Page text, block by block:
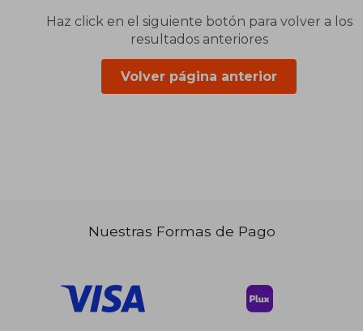
Haz click en el siguiente botón para volver a los
resultados anteriores
Volver página anterior
Nuestras Formas de Pago